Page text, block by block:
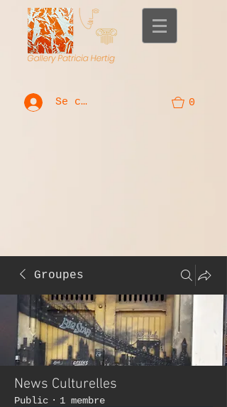
Se connecter 0
Groupes
News Culturelles
Public · 1 membre